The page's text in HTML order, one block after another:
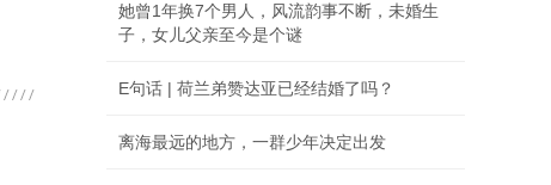
她曾1年换7个男人，风流韵事不断，未婚生
子，女儿父亲至今是个谜
E句话 | 荷兰弟赞达亚已经结婚了吗？
离海最远的地方，一群少年决定出发